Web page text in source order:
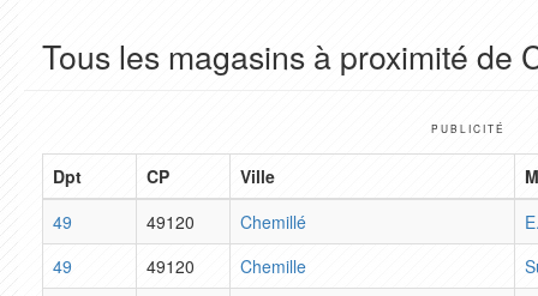
Tous les magasins à proximité de
PUBLICITÉ
Dpt CP Ville
49
49120 Chemillé
49
49120 Chemille